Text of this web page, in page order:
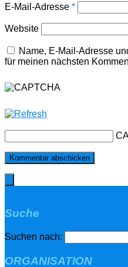
E-Mail-Adresse *
Website
Name, E-Mail-Adresse
für meinen nächsten
Suche
Suchen nach:
ORGANISATION